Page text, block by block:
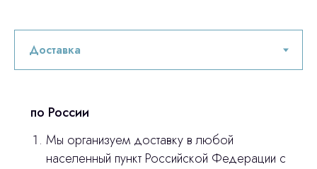
по России
Мы организуем доставку в любой
населенный пункт Российской Федерации с
оставьте контакты, мы свяжемся и
ответим на все вопросы
© 2024 ЛС Дентал Групп
Главная
Продукция